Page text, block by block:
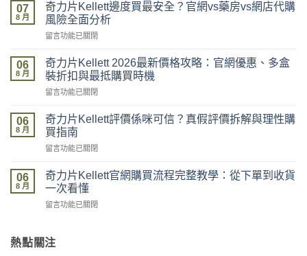
力
片
Kellett
開
到
貨
全
記
落
單、
流、
貨、
服
用
流
程
07
8 月
奇力片Kellett邊度買最安全？官網vs藥房vs網店代購
風險全面分析
在
力
片
Kellett
邊
買
最
安
全？
網
vs
房
店
留言功能已關閉
06
8 月
奇力片Kellett 2026最新價格攻略：官網優惠、多盒
裝折扣與最抵購買時機
在
力
片
Kellett
2026
新
攻
網
留言功能已關閉
06
8 月
奇力片Kellett評價係咪可信？真假評價拆解與理性購
買指南
在
力
片
Kellett
評
咪
留言功能已關閉
06
8 月
奇力片Kellett官網購買流程完整教學：從下單到收貨
一次看懂
在
片
Kellett
留言功能已關閉
熱點關注